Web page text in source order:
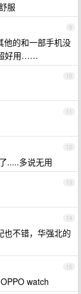
服
9
他的和一部手机没
好用……
10
11
12
.....多说无用
13
14
也不错，华强北的
15
watch